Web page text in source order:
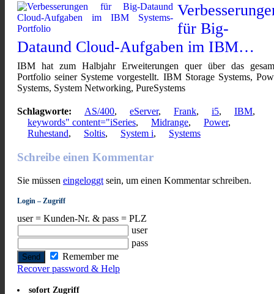
für Big-
Dataund Cloud-Aufgaben im IBM…
IBM hat zum Halbjahr Erweiterungen quer über das
Portfolio seiner Systeme vorgestellt. IBM Storage Systems,
Systems, System Networking, PureSystems
Schlagworte: AS/400, eServer, Frank, i5, IBM,
keywords" content="iSeries, Midrange, Power,
Ruhestand, Soltis, System i, Systems
Schreibe einen Kommentar
Sie müssen eingeloggt sein, um einen Kommentar schreiben.
Login – Zugriff
user = Kunden-Nr. & pass = PLZ
user
pass
Remember me
Recover password & Help
sofort Zugriff